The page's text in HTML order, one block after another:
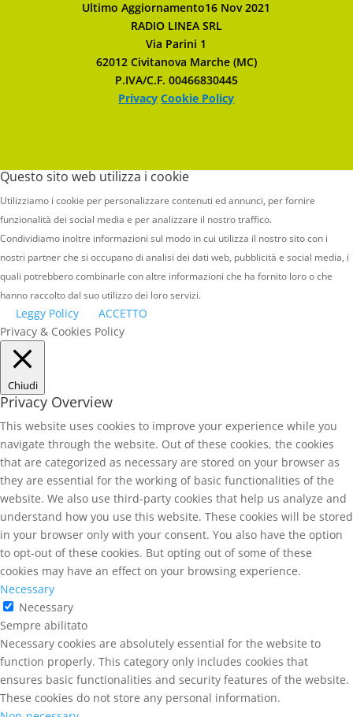
Ultimo Aggiornamento16 Nov 2021
RADIO LINEA SRL
Via Parini 1
62012 Civitanova Marche (MC)
P.IVA/C.F. 00466830445
Privacy Cookie Policy
Questo sito web utilizza i cookie
Utilizziamo i cookie per personalizzare contenuti ed annunci, per fornire
funzionalità dei social media e per analizzare il nostro traffico.
Condividiamo inoltre informazioni sul modo in cui utilizza il nostro sito con i
nostri partner che si occupano di analisi dei dati web, pubblicità e social media, i
quali potrebbero combinarle con altre informazioni che ha fornito loro o che
hanno raccolto dal suo utilizzo dei loro servizi.
Leggy Policy
ACCETTO
Privacy & Cookies Policy
Chiudi
Privacy Overview
This website uses cookies to improve your experience while you
navigate through the website. Out of these cookies, the cookies
that are categorized as necessary are stored on your browser as
they are essential for the working of basic functionalities of the
website. We also use third-party cookies that help us analyze and
understand how you use this website. These cookies will be stored
in your browser only with your consent. You also have the option
to opt-out of these cookies. But opting out of some of these
cookies may have an effect on your browsing experience.
Necessary
Necessary
Sempre abilitato
Necessary cookies are absolutely essential for the website to
function properly. This category only includes cookies that
ensures basic functionalities and security features of the website.
These cookies do not store any personal information.